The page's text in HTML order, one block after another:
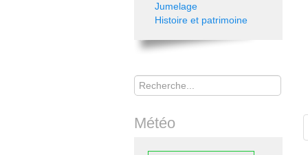
Jumelage
Histoire et patrimoine
Rechercher
Météo